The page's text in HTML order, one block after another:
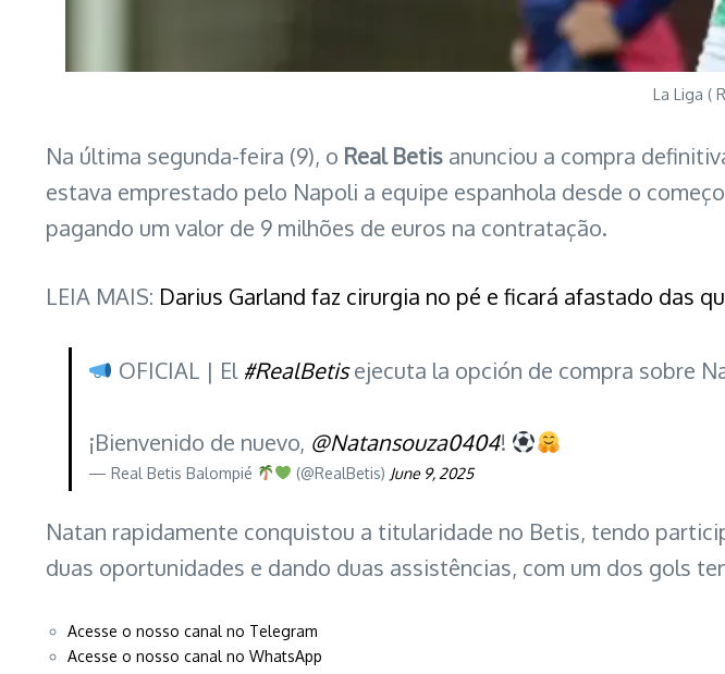
La Liga (
Na última segunda-feira (9), o Real Betis anunciou a compra
estava emprestado pelo Napoli a equipe espanhola desde o
pagando um valor de 9 milhões de euros na contratação.
LEIA MAIS: Darius Garland faz cirurgia no pé e ficará afastado das
OFICIAL | El #RealBetisejecuta la opción de compra sobre
¡Bienvenido de nuevo, @Natansouza0404!
— Real Betis Balompié (@RealBetis) June 9, 2025
Natan rapidamente conquistou a titularidade no Betis, tendo
duas oportunidades e dando duas assistências, com um dos gols
Acesse o nosso canal no Telegram
Acesse o nosso canal no WhatsApp